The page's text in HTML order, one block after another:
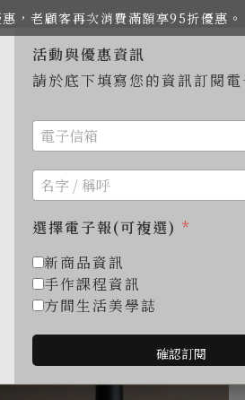
，老顧客再次消費滿額享95折優惠。
居家生活 餐廚食具
友善清潔用品
活動與優惠資訊
請於底下填寫您的資訊訂閱電
選擇電子報(可複選) *
新商品資訊
手作課程資訊
方間生活美學誌
確認訂閱